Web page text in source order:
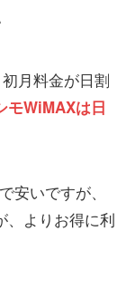
月料金が日割
モWiMAXは日
安いですが、
、よりお得に利